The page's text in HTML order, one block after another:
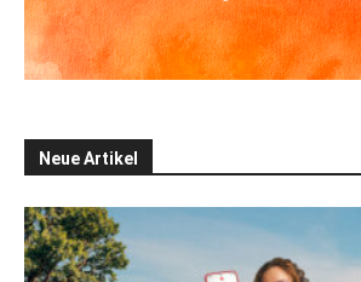
Neue Artikel